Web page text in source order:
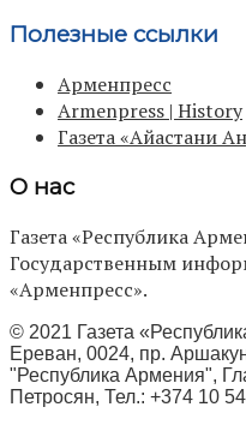
Полезные ссылки
Арменпресс
Armenpress | History
Газета «Айастани
О нас
Газета «Республика
Государственным
«Арменпресс».
© 2021 Газета
Ереван, 0024, пр.
"Республика Армения",
Петросян, Тел.: +374 10